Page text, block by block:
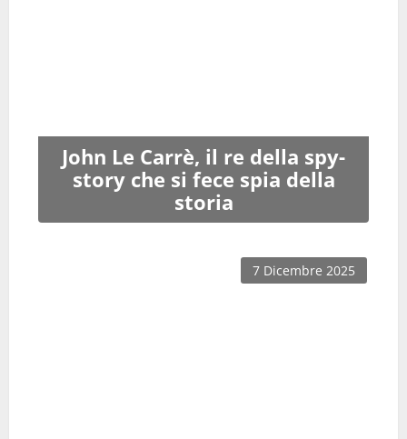
John Le Carrè, il re della spy-
story che si fece spia della
storia
7 Dicembre 2025